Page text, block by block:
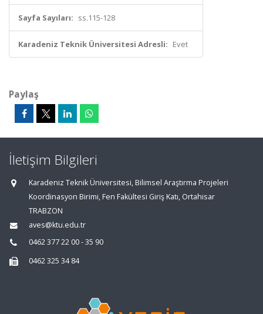
Sayfa Sayıları: ss.115-128
Karadeniz Teknik Üniversitesi Adresli: Evet
Paylaş
İletişim Bilgileri
Karadeniz Teknik Üniversitesi, Bilimsel Araştırma Projeleri
Koordinasyon Birimi, Fen Fakültesi Giriş Katı, Ortahisar
TRABZON
aves@ktu.edu.tr
0462 377 22 00 - 35 90
0462 325 34 84